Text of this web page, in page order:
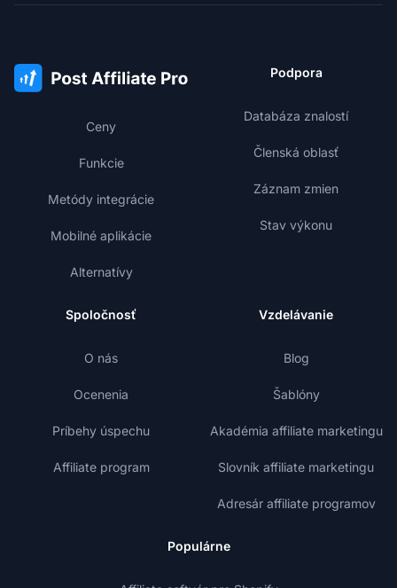
Ceny
Funkcie
Metódy integrácie
Mobilné aplikácie
Alternatívy
Podpora
Databáza znalostí
Členská oblasť
Záznam zmien
Stav výkonu
Spoločnosť
O nás
Ocenenia
Príbehy úspechu
Affiliate program
Vzdelávanie
Blog
Šablóny
Akadémia affiliate marketingu
Slovník affiliate marketingu
Adresár affiliate programov
Populárne